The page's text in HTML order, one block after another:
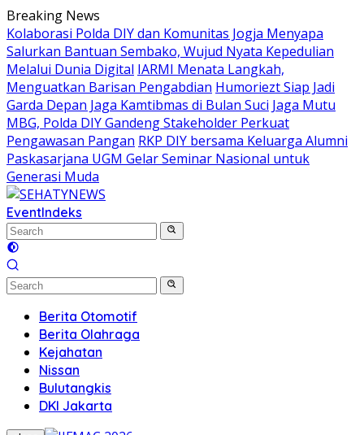
Skip
to
content
Breaking News
Kolaborasi Polda DIY dan Komunitas Jogja Menyapa
Salurkan Bantuan Sembako, Wujud Nyata Kepedulian
Melalui Dunia Digital IARMI Menata Langkah,
Menguatkan Barisan Pengabdian Humoriezt Siap Jadi
Garda Depan Jaga Kamtibmas di Bulan Suci Jaga Mutu
MBG, Polda DIY Gandeng Stakeholder Perkuat
Pengawasan Pangan RKP DIY bersama Keluarga Alumni
Paskasarjana UGM Gelar Seminar Nasional untuk
Generasi Muda
EventIndeks
Berita Otomotif
Berita Olahraga
Kejahatan
Nissan
Bulutangkis
DKI Jakarta